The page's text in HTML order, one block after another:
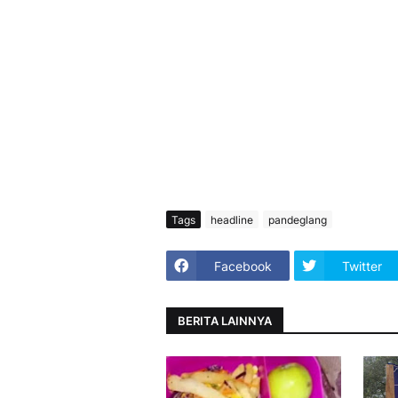
Tags headline pandeglang
Facebook Twitter
BERITA LAINNYA